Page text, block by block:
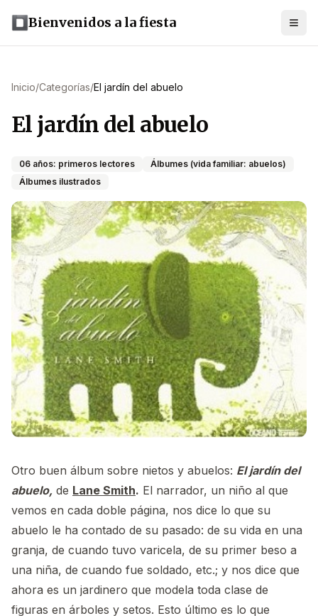
Bienvenidos a la fiesta
Inicio/Categorías/El jardín del abuelo
El jardín del abuelo
06 años: primeros lectores
Álbumes (vida familiar: abuelos)
Álbumes ilustrados
Otro buen álbum sobre nietos y abuelos: El jardín del
abuelo, de Lane Smith. El narrador, un niño al que
vemos en cada doble página, nos dice lo que su
abuelo le ha contado de su pasado: de su vida en una
granja, de cuando tuvo varicela, de su primer beso a
una niña, de cuando fue soldado, etc.; y nos dice que
ahora es un jardinero que modela toda clase de
figuras en árboles y setos. Esto último es lo que